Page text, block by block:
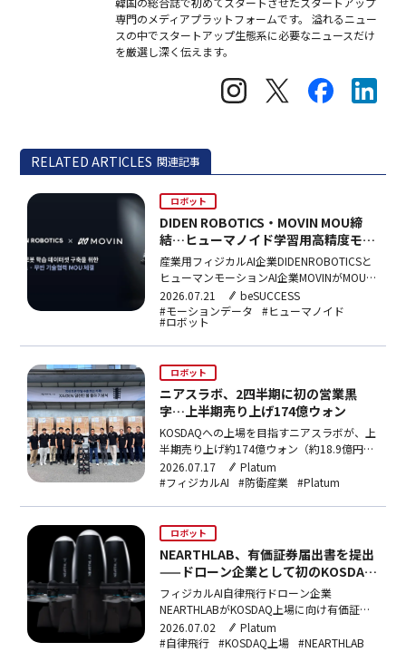
専門のメディアプラットフォームです。 溢れるニュー
スの中でスタートアップ生態系に必要なニュースだけ
を厳選し深く伝えます。
RELATED ARTICLES 関連記事
ロボット
DIDEN ROBOTICS・MOVIN MOU締
結…ヒューマノイド学習用高精度モー
ションデータセットを共同構築
産業用フィジカルAI企業DIDENROBOTICSと
ヒューマンモーションAI企業MOVINがMOUを
締結。MOVINのLiDARモーションキャプチャ
ー技術とDIDENROBOTICSのヒューマノイド
ハードウェア開発能力を組み合わせ、ロボッ
ト学習用高精度モーションデータセットを共
2026.07.21
beSUCCESS
#モーションデータ
#ヒューマノイド
#ロボット
ロボット
ニアスラボ、2四半期に初の営業黒
字…上半期売り上げ174億ウォン
KOSDAQへの上場を目指すニアスラボが、上
半期売り上げ約174億ウォン（約18.9億円）
と前年同期比約7倍を達成。群集自爆ドロー
ン「XAiDEN」の中東出荷が牽引し、2四半期
2026.07.17
Platum
#フィジカルAI
#防衛産業 #Platum
ロボット
NEARTHLAB、有価証券届出書を提出
——ドローン企業として初のKOSDAQ
上場に挑戦
フィジカルAI自律飛行ドローン企業
NEARTHLABがKOSDAQ上場に向け有価証券
届出書を提出。公募予定額は最大375億ウォ
ン（約39.4億円）で、韓国内ドローン企業と
2026.07.02
Platum
#自律飛行 #KOSDAQ上場 #NEARTHLAB